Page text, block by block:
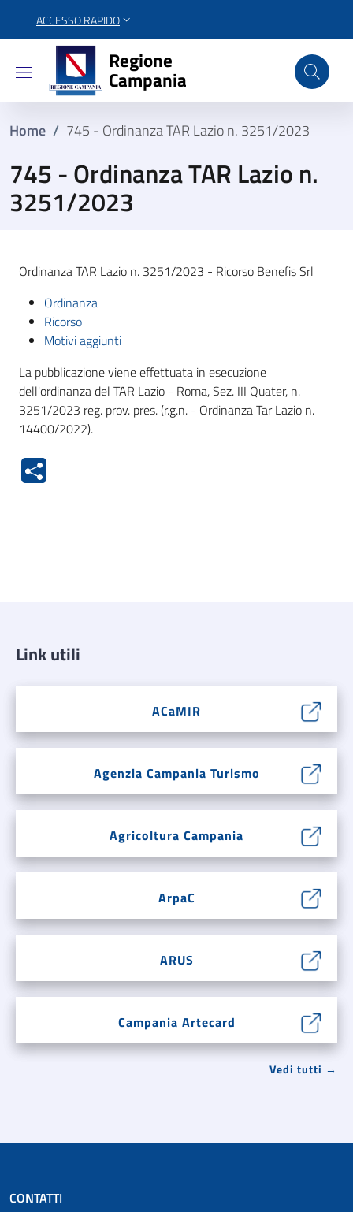
ACCESSO RAPIDO
Regione Campania
Regione
Campania
Home / 745 - Ordinanza TAR Lazio n. 3251/2023
745 - Ordinanza TAR Lazio n.
3251/2023
Ordinanza TAR Lazio n. 3251/2023 - Ricorso Benefis Srl
Ordinanza
Ricorso
Motivi aggiunti
La pubblicazione viene effettuata in esecuzione
dell'ordinanza del TAR Lazio - Roma, Sez. III Quater, n.
3251/2023 reg. prov. pres. (r.g.n. - Ordinanza Tar Lazio n.
14400/2022).
Link utili
ACaMIR
Agenzia Campania Turismo
Agricoltura Campania
ArpaC
ARUS
Campania Artecard
Vedi tutti →
CONTATTI